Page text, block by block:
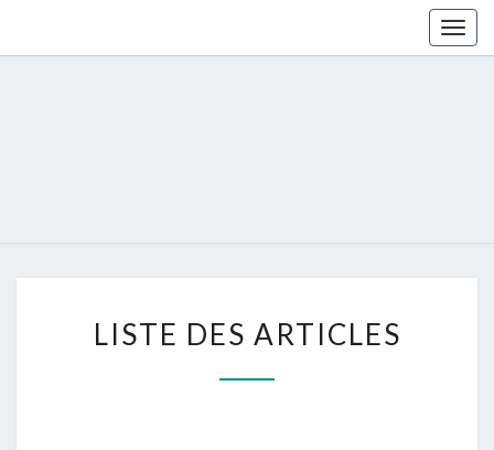
LISTE DES ARTICLES